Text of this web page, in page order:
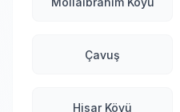
Çavuş
Hisar Köyü